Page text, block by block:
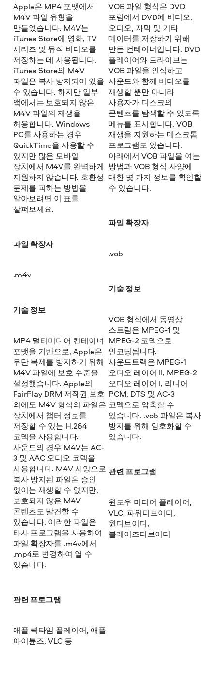
Apple은 MP4 포맷에서
M4V 파일 유형을
만들었습니다. M4V는
iTunes Store에 영화, TV
시리즈 및 뮤직 비디오를
저장하는 데 사용됩니다.
iTunes Store의 M4V
파일은 복사 방지되어 있을
수 있습니다. 하지만 일부
앱에서는 보호되지 않은
M4V 파일의 재생을
허용합니다. Windows
PC를 사용하는 경우
QuickTime을 사용할 수
있지만 많은 모바일
장치에서 M4V를 완벽하게
지원하지 않습니다. 호환성
문제를 피하는 방법을
알아보려면 이 표를
살펴보세요.
파일 확장자
.m4v
기술 정보
MP4 멀티미디어 컨테이너
포맷을 기반으로, Apple은
무단 복제를 방지하기 위해
M4V 파일에 보호 수준을
설정했습니다. Apple의
FairPlay DRM 저작권 보호
외에도 M4V 형식의 파일은
장치에서 챕터 정보를
저장할 수 있는 H.264
코덱을 사용합니다.
사운드의 경우 M4V는 AC-
3 및 AAC 오디오 코덱을
사용합니다. M4V 사양으로
복사 방지된 파일은 승인
없이는 재생할 수 없지만,
보호되지 않은 M4V
콘텐츠도 발견할 수
있습니다. 이러한 파일은
타사 프로그램을 사용하여
파일 확장자를 .m4v에서
.mp4로 변경하여 열 수
있습니다.
관련 프로그램
애플 퀵타임 플레이어, 애플
아이튠즈, VLC 등
VOB 파일 형식은 DVD
포럼에서 DVD에 비디오,
오디오, 자막 및 기타
데이터를 저장하기 위해
만든 컨테이너입니다. DVD
플레이어와 드라이브는
VOB 파일을 인식하고
사운드와 함께 비디오를
재생할 뿐만 아니라
사용자가 디스크의
콘텐츠를 탐색할 수 있도록
메뉴를 표시합니다. VOB
재생을 지원하는 데스크톱
프로그램도 있습니다.
아래에서 VOB 파일을 여는
방법과 VOB 형식 사양에
대한 몇 가지 정보를 확인할
수 있습니다.
파일 확장자
.vob
기술 정보
VOB 형식에서 동영상
스트림은 MPEG-1 및
MPEG-2 코덱으로
인코딩됩니다.
사운드트랙은 MPEG-1
오디오 레이어 II, MPEG-2
오디오 레이어 I, 리니어
PCM, DTS 및 AC-3
코덱으로 압축할 수
있습니다. .vob 파일은 복사
방지를 위해 암호화할 수
있습니다.
관련 프로그램
윈도우 미디어 플레이어,
VLC, 파워디브이디,
윈디브이디,
블레이즈디브이디